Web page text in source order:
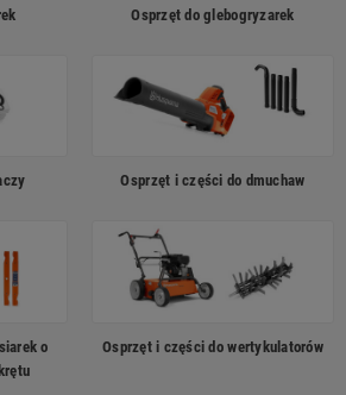
Osprzęt do glebogryzarek
Osprzęt i części do dmuchaw
o
Osprzęt i części do wertykulatorów